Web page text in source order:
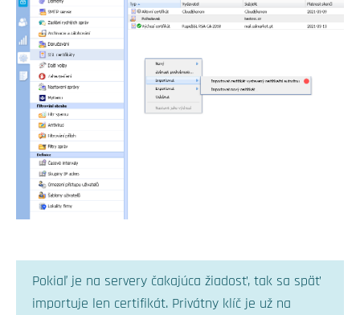
Pokiaľ je na servery čakajúca žiadosť, tak sa späť
importuje len certifikát. Privátny klíč je už na